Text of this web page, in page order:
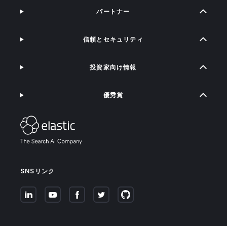
SNSリンク
パートナー
信頼とセキュリティ
投資家向け情報
優秀賞